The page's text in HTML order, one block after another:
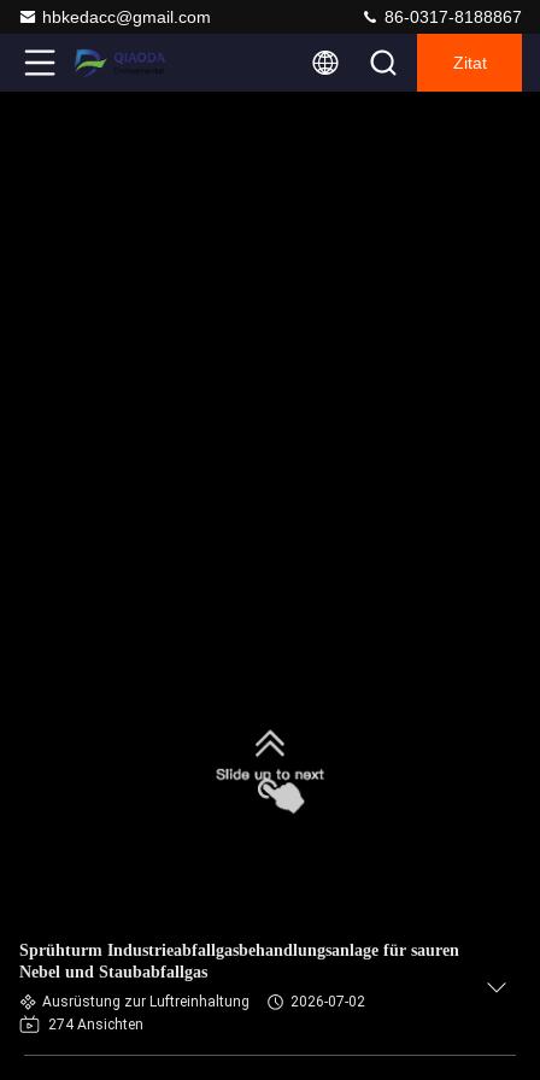
hbkedacc@gmail.com 86-0317-8188867
Zitat
Sprühturm Industrieabfallgasbehandlungsanlage für sauren
Nebel und Staubabfallgas
Ausrüstung zur Luftreinhaltung
2026-07-02
274 Ansichten